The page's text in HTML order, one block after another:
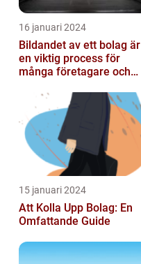
16 januari 2024
Bildandet av ett bolag är
en viktig process för
många företagare och
starta ...
15 januari 2024
Att Kolla Upp Bolag: En
Omfattande Guide